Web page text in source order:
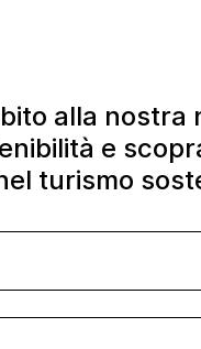
alla nostra
e
turismo